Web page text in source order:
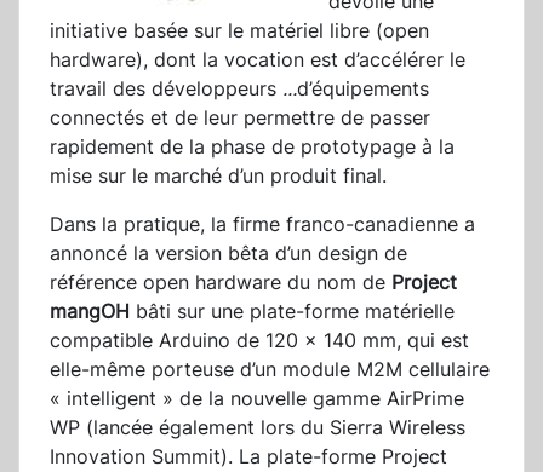
initiative basée sur le matériel libre (open
hardware), dont la vocation est d’accélérer le
travail des développeurs ...d’équipements
connectés et de leur permettre de passer
rapidement de la phase de prototypage à la
mise sur le marché d’un produit final.
Dans la pratique, la firme franco-canadienne a
annoncé la version bêta d’un design de
référence open hardware du nom de Project
mangOH bâti sur une plate-forme matérielle
compatible Arduino de 120 x 140 mm, qui est
elle-même porteuse d’un module M2M cellulaire
« intelligent » de la nouvelle gamme AirPrime
WP (lancée également lors du Sierra Wireless
Innovation Summit). La plate-forme Project